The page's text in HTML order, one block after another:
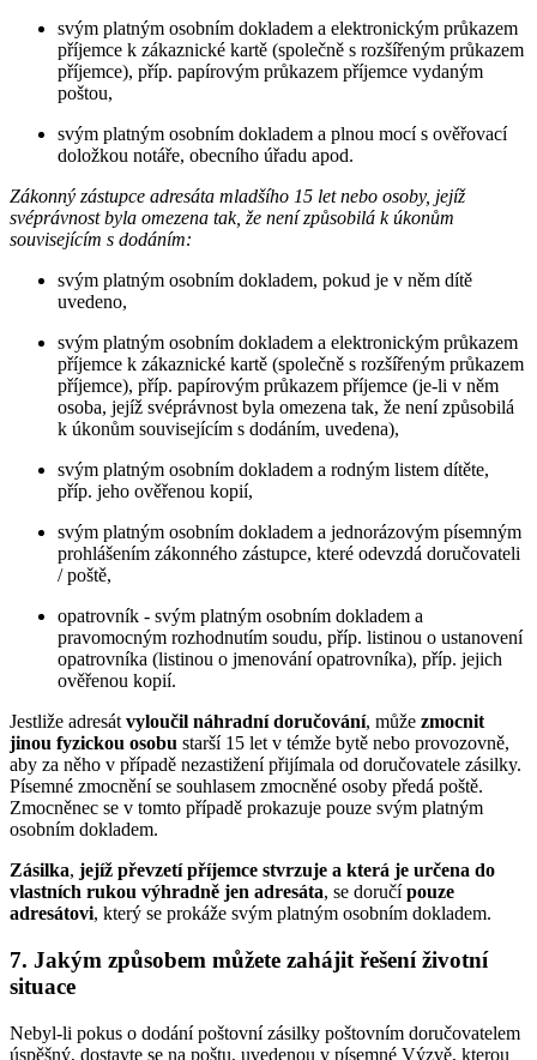
svým platným osobním dokladem a elektronickým průkazem
příjemce k zákaznické kartě (společně s rozšířeným průkazem
příjemce), příp. papírovým průkazem příjemce vydaným
poštou,
svým platným osobním dokladem a plnou mocí s ověřovací
doložkou notáře, obecního úřadu apod.
Zákonný zástupce adresáta mladšího 15 let nebo osoby, jejíž
svéprávnost byla omezena tak, že není způsobilá k úkonům
souvisejícím s dodáním:
svým platným osobním dokladem, pokud je v něm dítě
uvedeno,
svým platným osobním dokladem a elektronickým průkazem
příjemce k zákaznické kartě (společně s rozšířeným průkazem
příjemce), příp. papírovým průkazem příjemce (je-li v něm
osoba, jejíž svéprávnost byla omezena tak, že není způsobilá
k úkonům souvisejícím s dodáním, uvedena),
svým platným osobním dokladem a rodným listem dítěte,
příp. jeho ověřenou kopií,
svým platným osobním dokladem a jednorázovým písemným
prohlášením zákonného zástupce, které odevzdá doručovateli
/ poště,
opatrovník - svým platným osobním dokladem a
pravomocným rozhodnutím soudu, příp. listinou o ustanovení
opatrovníka (listinou o jmenování opatrovníka), příp. jejich
ověřenou kopií.
Jestliže adresát vyloučil náhradní doručování, může zmocnit
jinou fyzickou osobu starší 15 let v témže bytě nebo provozovně,
aby za něho v případě nezastižení přijímala od doručovatele zásilky.
Písemné zmocnění se souhlasem zmocněné osoby předá poště.
Zmocněnec se v tomto případě prokazuje pouze svým platným
osobním dokladem.
Zásilka, jejíž převzetí příjemce stvrzuje a která je určena do
vlastních rukou výhradně jen adresáta, se doručípouze
adresátovi, který se prokáže svým platným osobním dokladem.
7. Jakým způsobem můžete zahájit řešení životní
situace
Nebyl-li pokus o dodání poštovní zásilky poštovním doručovatelem
úspěšný, dostavte se na poštu, uvedenou v písemné Výzvě, kterou